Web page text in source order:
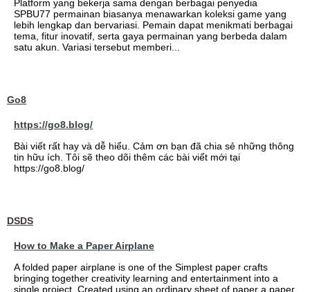
Platform yang bekerja sama dengan berbagai penyedia
SPBU77 permainan biasanya menawarkan koleksi game yang
lebih lengkap dan bervariasi. Pemain dapat menikmati berbagai
tema, fitur inovatif, serta gaya permainan yang berbeda dalam
satu akun. Variasi tersebut memberi...
Go8
https://go8.blog/
Bài viết rất hay và dễ hiểu. Cảm ơn bạn đã chia sẻ những thông
tin hữu ích. Tôi sẽ theo dõi thêm các bài viết mới tại
https://go8.blog/
DSDS
How to Make a Paper Airplane
A folded paper airplane is one of the Simplest paper crafts
bringing together creativity learning and entertainment into a
single project. Created using an ordinary sheet of paper a paper